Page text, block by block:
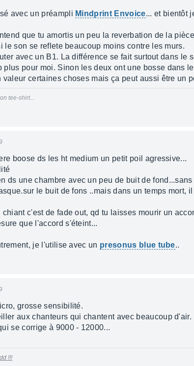
avec un préampli Mindprint Envoice... et bientôt
que tu amortis un peu la reverbation de la
le son se reflete beaucoup moins contre les murs.
avec un B1. La différence se fait surtout dans le
plus pour moi. Sinon les deux ont une bosse dans
valeur certaines choses mais ça peut aussi être un
tee-shirt...
boose ds les ht medium un petit poil agressive...
ds une chambre avec un peu de buit de
le buit de fons ..mais dans un temps mort,
chiant c'est de fade out, qd tu laisses mourir un
que l'accord s'éteint...
je l'utilise avec un presonus blue tube..
grosse sensibilité.
aux chanteurs qui chantent avec beaucoup d'air.
se corrige à 9000 - 12000...
!!!